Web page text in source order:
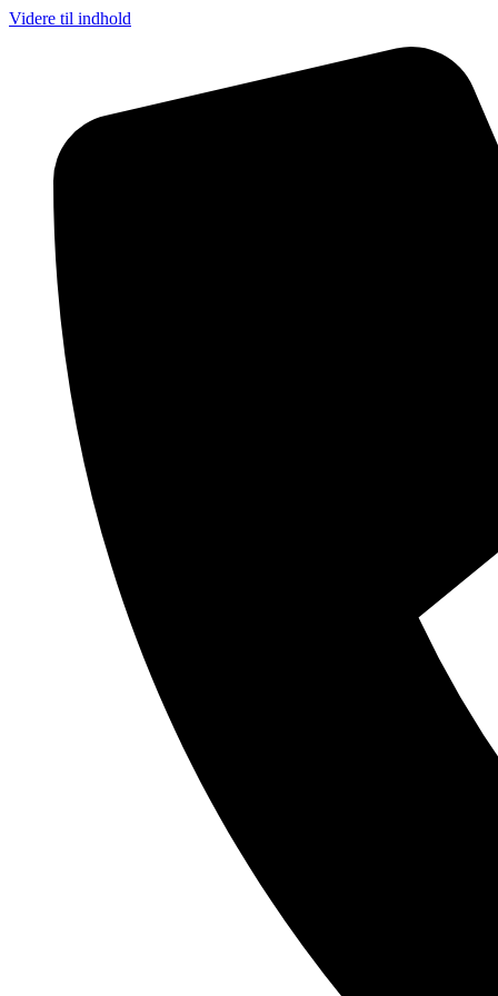
Videre til indhold